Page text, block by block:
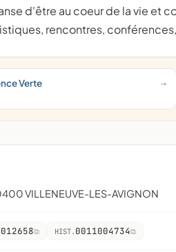
d'être au coeur de la vie et
rencontres,
Verte
VILLENEUVE-LES-AVIGNON
HIST. 0011004734